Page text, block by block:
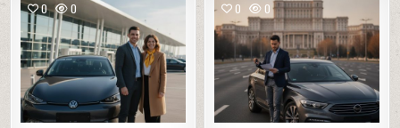
0 0 0 0